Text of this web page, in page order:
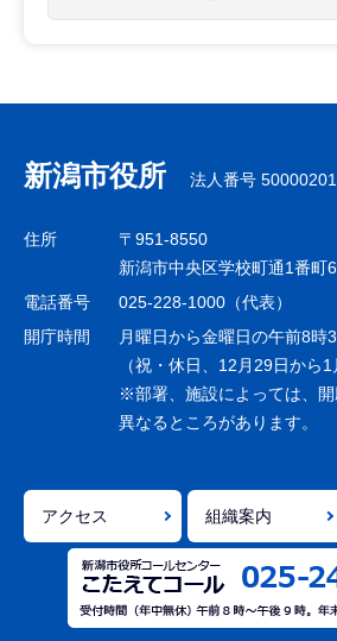
こ
こ
ま
新潟市役所 法人番号
住所
〒951-8550
新潟市中央区学校町通1番町
電話番号
025-228-1000（代表）
開庁時間
月曜日から金曜日の午前8時
（祝・休日、12月29日から1
※部署、施設によっては、
異なるところがあります。
アクセス 組織案内